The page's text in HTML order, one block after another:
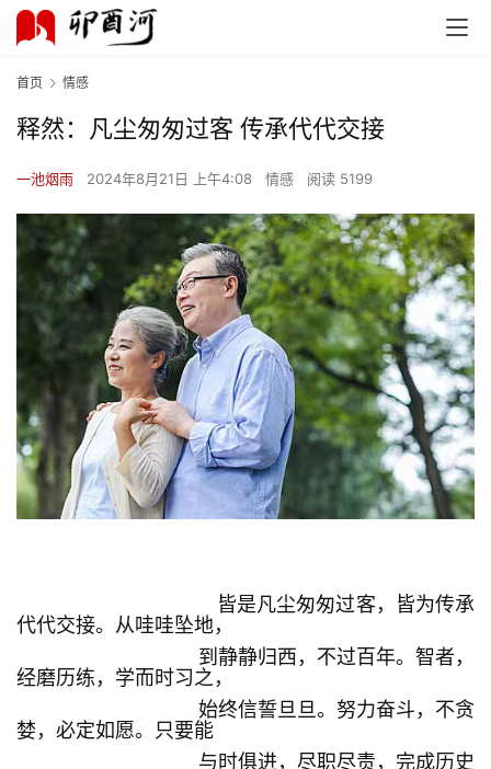
首页 情感
释然：凡尘匆匆过客 传承代代交接
一池烟雨 2024年8月21日 上午4:08 情感 阅读 5199
皆是凡尘匆匆过客，皆为传承
代代交接。从哇哇坠地，
到静静归西，不过百年。智者，
经磨历练，学而时习之，
始终信誓旦旦。努力奋斗，不贪
婪，必定如愿。只要能
与时俱进，尽职尽责，完成历史